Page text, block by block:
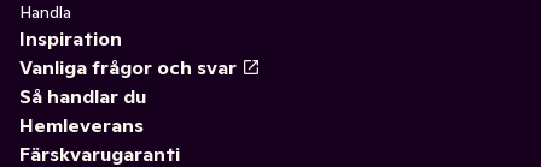
Handla
Inspiration
Vanliga frågor och svar
Så handlar du
Hemleverans
Färskvarugaranti